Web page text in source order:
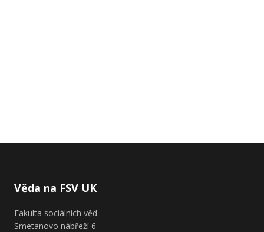
Věda na FSV UK
Fakulta sociálních věd
Smetanovo nábřeží 6